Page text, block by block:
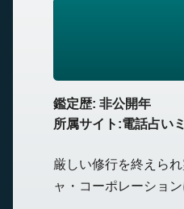
鑑定歴: 非公開年
所属サイト:電話占い
厳しい修行を終えら
ャ・コーポレーショ